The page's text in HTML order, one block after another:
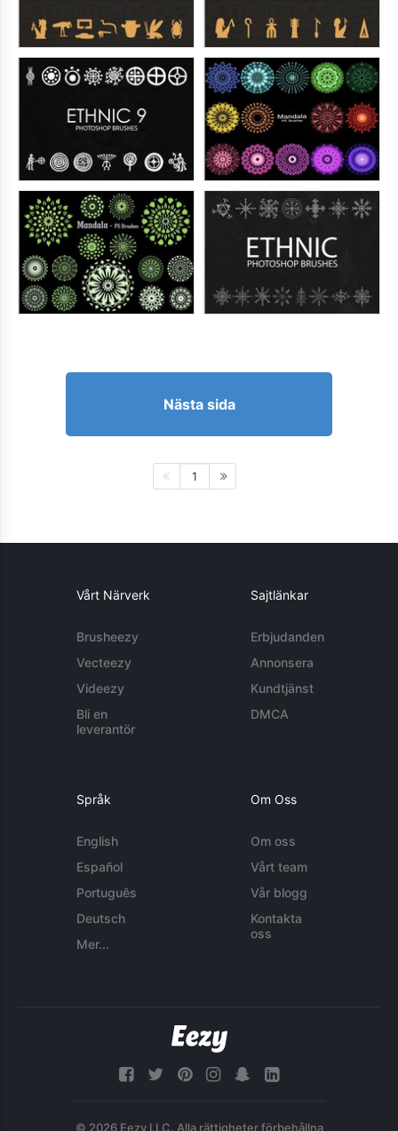
Nästa sida
1
Vårt Närverk
Brusheezy
Vecteezy
Videezy
Bli en
leverantör
Sajtlänkar
Erbjudanden
Annonsera
Kundtjänst
DMCA
Språk
English
Español
Português
Deutsch
Mer...
Om Oss
Om oss
Vårt team
Vår blogg
Kontakta
oss
© 2026 Eezy LLC. Alla rättigheter förbehållna